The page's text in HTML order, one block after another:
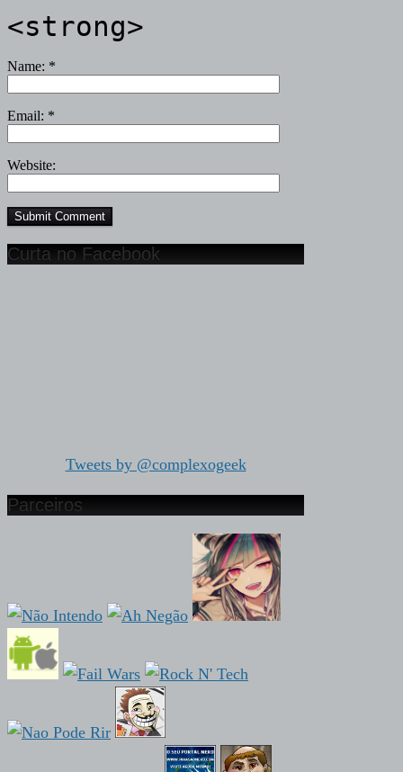
<strong>
Name: *
Email: *
Website:
Curta no Facebook
Tweets by @complexogeek
Parceiros